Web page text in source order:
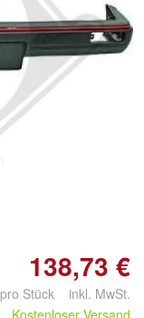
138,73 €
pro Stück inkl. MwSt.
Kostenloser Versand